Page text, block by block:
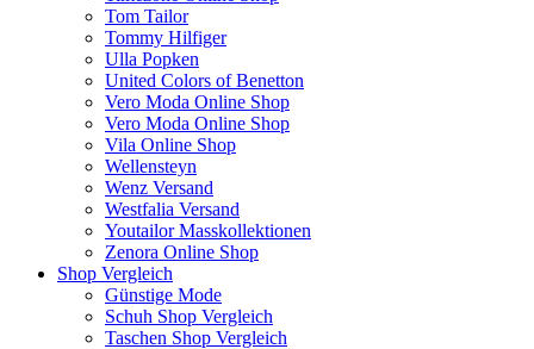
Tom Tailor
Tommy Hilfiger
Ulla Popken
United Colors of Benetton
Vero Moda Online Shop
Vero Moda Online Shop
Vila Online Shop
Wellensteyn
Wenz Versand
Westfalia Versand
Youtailor Masskollektionen
Zenora Online Shop
Shop Vergleich
Günstige Mode
Schuh Shop Vergleich
Taschen Shop Vergleich